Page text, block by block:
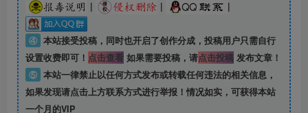
|
| |
④ 本站接受投稿，同时也开启了创作分成，投稿用户只需自行
设置收费即可！ 点击查看如果需要投稿，请点击投稿发布文章！
⑤ 本站一律禁止以任何方式发布或转载任何违法的相关信息，
如果发现请点击上方联系方式进行举报！情况如实，可获得本站
一个月的VIP